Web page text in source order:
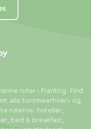
ruter i Frankrig. Find
alle turismeerhverv og
ruterne: hoteller,
bed & breakfast,